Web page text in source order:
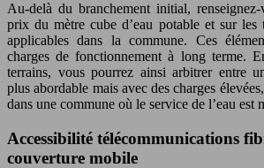
Au-delà du branchement initial,
prix du mètre cube d’eau potable et sur les
applicables dans la commune. Ces
charges de fonctionnement à long terme.
terrains, vous pourrez ainsi arbitrer entre
plus abordable mais avec des charges
dans une commune où le service de l’eau est
Accessibilité télécommunications
couverture mobile